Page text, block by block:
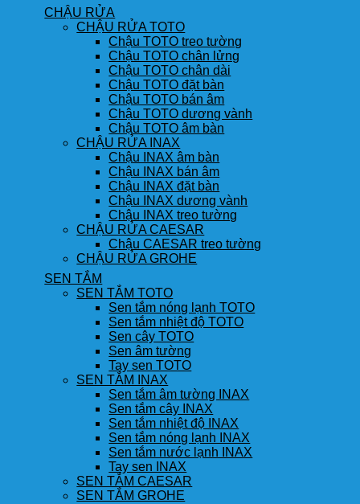
CHẬU RỬA
CHẬU RỬA TOTO
Chậu TOTO treo tường
Chậu TOTO chân lửng
Chậu TOTO chân dài
Chậu TOTO đặt bàn
Chậu TOTO bán âm
Chậu TOTO dương vành
Chậu TOTO âm bàn
CHẬU RỬA INAX
Chậu INAX âm bàn
Chậu INAX bán âm
Chậu INAX đặt bàn
Chậu INAX dương vành
Chậu INAX treo tường
CHẬU RỬA CAESAR
Chậu CAESAR treo tường
CHẬU RỬA GROHE
SEN TẮM
SEN TẮM TOTO
Sen tắm nóng lạnh TOTO
Sen tắm nhiệt độ TOTO
Sen cây TOTO
Sen âm tường
Tay sen TOTO
SEN TẮM INAX
Sen tắm âm tường INAX
Sen tắm cây INAX
Sen tắm nhiệt độ INAX
Sen tắm nóng lạnh INAX
Sen tắm nước lạnh INAX
Tay sen INAX
SEN TẮM CAESAR
SEN TẮM GROHE